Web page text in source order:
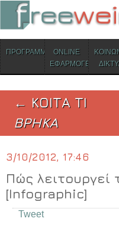
Skip to content
ΠΡΟΓΡΑΜΜΑΤΑONLINE
ΕΦΑΡΜΟΓΕΣ
← ΚΟΙΤΑ ΤΙ
ΒΡΗΚΑ
3/10/2012, 17:46
Πώς λειτουργεί
[Infographic]
Tweet